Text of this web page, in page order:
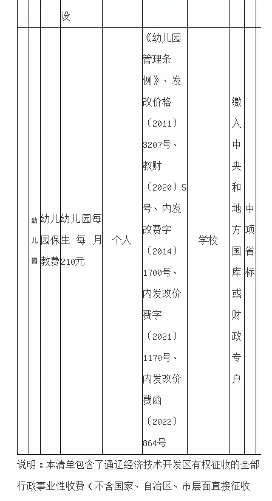
设
幼
儿
园
幼儿
园保
教费
幼儿园每
生每月
210元
个人
《幼儿园
管理条
例》、发
改价格
〔2011〕
3207号、
教财
〔2020〕5
号、内发
改费字
〔2014〕
1700号、
内发改价
费字
〔2021〕
1170号、
内发改价
费函
〔2022〕
864号
学校
缴
入
中
央
和
地
方
国
库
或
财
政
专
户
中
项
省
标
说明：本清单包含了通辽经济技术开发区有权征收的全部
行政事业性收费（不含国家、自治区、市层面直接征收